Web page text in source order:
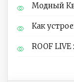
Модный
Как
ROOF